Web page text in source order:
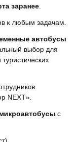
заранее
к любым задачам.
автобусы
выбор для
NEXT».
микроавтобусы с